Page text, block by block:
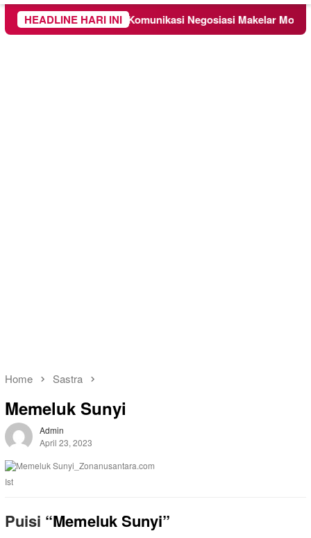
HEADLINE HARI INI
Peran Komunikasi Negosiasi Makelar Mobil dalam
Home Sastra
Memeluk Sunyi
Admin
April 23, 2023
Ist
Puisi “Memeluk Sunyi”